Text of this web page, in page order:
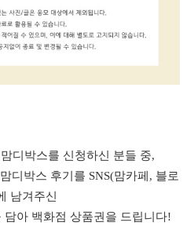
디박스를 신청하신 분들 중,
디박스 후기를 SNS(맘카페, 블로
남겨주신
아 백화점 상품권을 드립니다!